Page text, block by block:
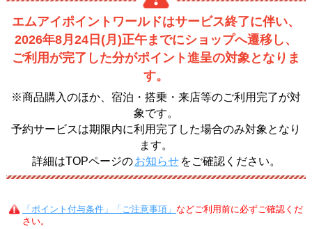
エムアイポイントワールドはサービス終了に伴い、
2026年8月24日(月)正午までにショップへ遷移し、
ご利用が完了した分がポイント進呈の対象となりま
す。
※商品購入のほか、宿泊・搭乗・来店等のご利用完了が対
象です。
予約サービスは期限内に利用完了した場合のみ対象となり
ます。
詳細はTOPページの お知らせ をご確認ください。
「ポイント付与条件」「ご注意事項」 などご利用前に必ずご確認くだ
さい。